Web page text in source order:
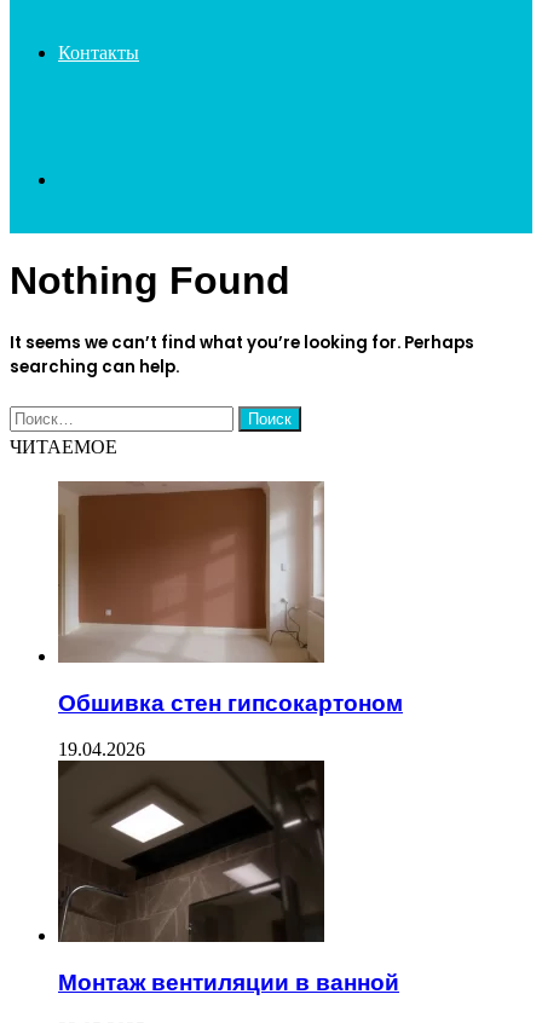
Контакты
for
Nothing Found
It seems we can’t find what you’re looking for. Perhaps
searching can help.
Найти:
ЧИТАЕМОЕ
Обшивка стен гипсокартоном
19.04.2026
Монтаж вентиляции в ванной